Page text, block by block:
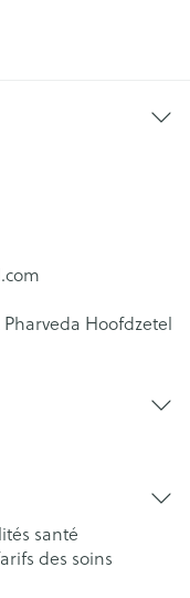
Hoofdzetel
santé
des soins